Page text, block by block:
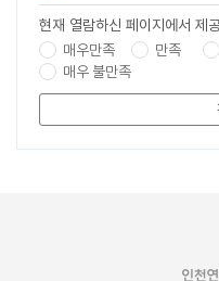
현재 열람하신 페이지에서 제
매우만족
만족
매우 불만족